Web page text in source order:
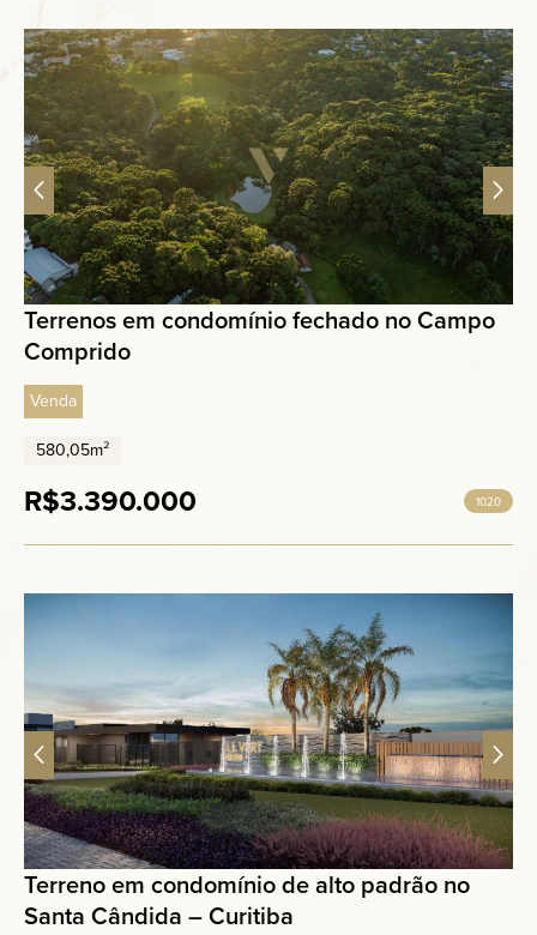
Terrenos em condomínio fechado no Campo
Comprido
Venda
580,05m²
R$3.390.000 1020
Terreno em condomínio de alto padrão no
Santa Cândida – Curitiba